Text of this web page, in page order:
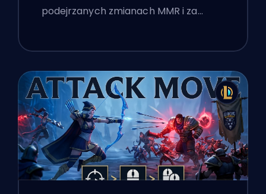
podejrzanych zmianach MMR i za…